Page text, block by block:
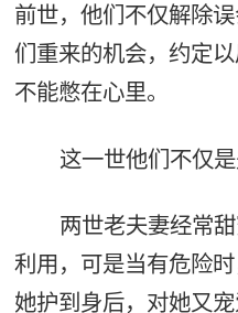
前世，他们不仅解除
们重来的机会，约定
不能憋在心里。
这一世他们不仅
两世老夫妻经常
利用，可是当有危险
她护到身后，对她又宠